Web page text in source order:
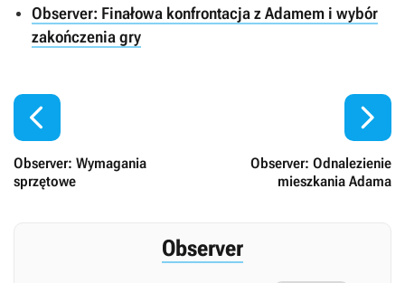
Observer: Finałowa konfrontacja z Adamem i wybór
zakończenia gry

Observer: Wymagania
sprzętowe
Observer: Odnalezienie
mieszkania Adama

Observer